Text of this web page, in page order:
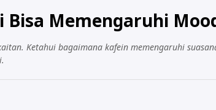
Bisa Memengaruhi
Ketahui bagaimana kafein memengaruhi